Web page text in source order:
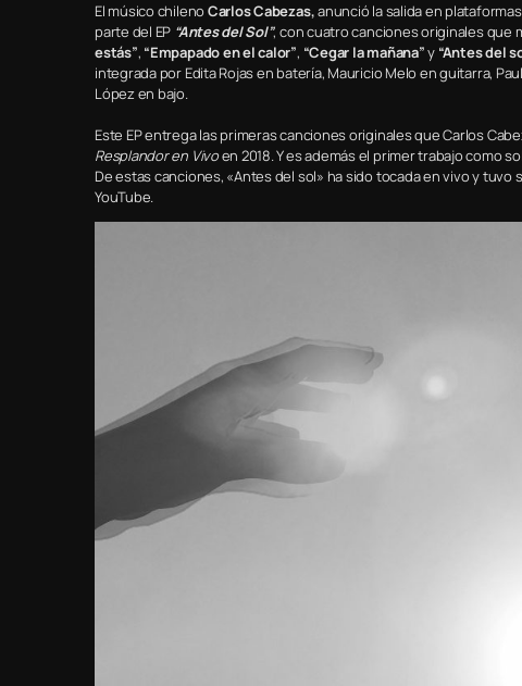
El músico chilenoCarlos Cabezas,anunció la salida en
parte del EP “Antes del Sol”, con cuatro canciones originales que
estás”, “Empapado en el calor”, “Cegar la mañana”y “Antes del
integrada por Edita Rojas en batería, Mauricio Melo en guitarra,
López en bajo.
Este EP entrega las primeras canciones originales que Carlos
Resplandor en Vivoen 2018. Y es además el primer trabajo como
De estas canciones, «Antes del sol» ha sido tocada en vivo y
YouTube.